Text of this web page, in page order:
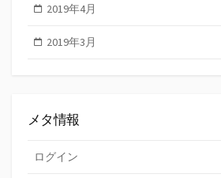
2019年4月
2019年3月
メタ情報
ログイン